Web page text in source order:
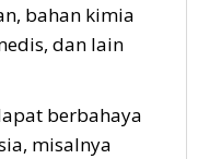
bahan kimia
dan lain
berbahaya
misalnya